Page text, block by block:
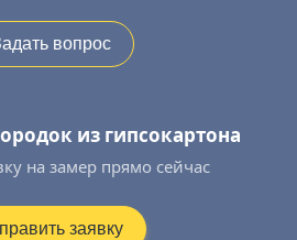
вопрос
из гипсокартона
на замер прямо сейчас
заявку